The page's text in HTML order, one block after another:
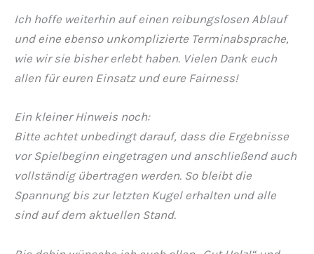
Ich hoffe weiterhin auf einen reibungslosen Ablauf
und eine ebenso unkomplizierte Terminabsprache,
wie wir sie bisher erlebt haben. Vielen Dank euch
allen für euren Einsatz und eure Fairness!
Ein kleiner Hinweis noch:
Bitte achtet unbedingt darauf, dass die Ergebnisse
vor Spielbeginn eingetragen und anschließend auch
vollständig übertragen werden. So bleibt die
Spannung bis zur letzten Kugel erhalten und alle
sind auf dem aktuellen Stand.